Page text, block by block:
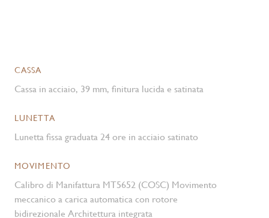
CASSA
Cassa in acciaio, 39 mm, finitura lucida e satinata
LUNETTA
Lunetta fissa graduata 24 ore in acciaio satinato
MOVIMENTO
Calibro di Manifattura MT5652 (COSC) Movimento
meccanico a carica automatica con rotore
bidirezionale Architettura integrata